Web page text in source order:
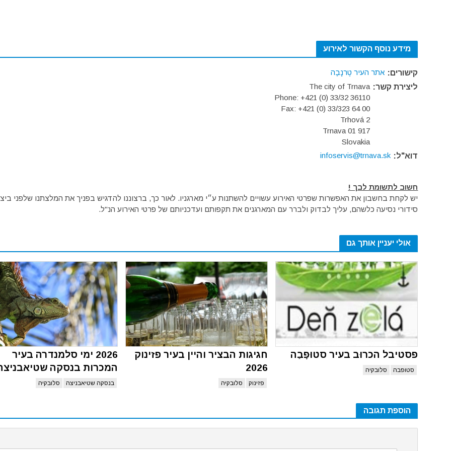
מידע נוסף הקשור לאירוע
קישורים: אתר העיר טֶרנָבַה
ליצירת קשר: The city of Trnava
Phone: +421 (0) 33/32 36110
Fax: +421 (0) 33/323 64 00
Trhová 2
917 01 Trnava
Slovakia
דוא"ל: infoservis@trnava.sk
חשוב לתשומת לבך !
יש לקחת בחשבון את האפשרות שפרטי האירוע עשויים להשתנות ע״י מארגניו. לאור כך, ברצוננו להדגיש בפניך את המלצתנו שלפני
סידורי נסיעה כלשהם, עליך לבדוק ולברר עם המארגנים את תקפותם ועדכניותם של פרטי האירוע הנ"ל.
אולי יעניין אותך גם
פסטיבל הכרוּב בעיר סטוּפָבַה
סטופבה סלובקיה
חגיגות הבציר והיין בעיר פזינוק
2026
פזינוק סלובקיה
2026 ימי סלמנדרה בעיר
המכרות בנסקה
בנסקה שטיאבניצה סלובקיה
הוספת תגובה